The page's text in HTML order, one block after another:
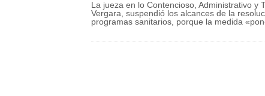
La jueza en lo Contencioso, Administrativo y
Vergara, suspendió los alcances de la
programas sanitarios, porque la medida